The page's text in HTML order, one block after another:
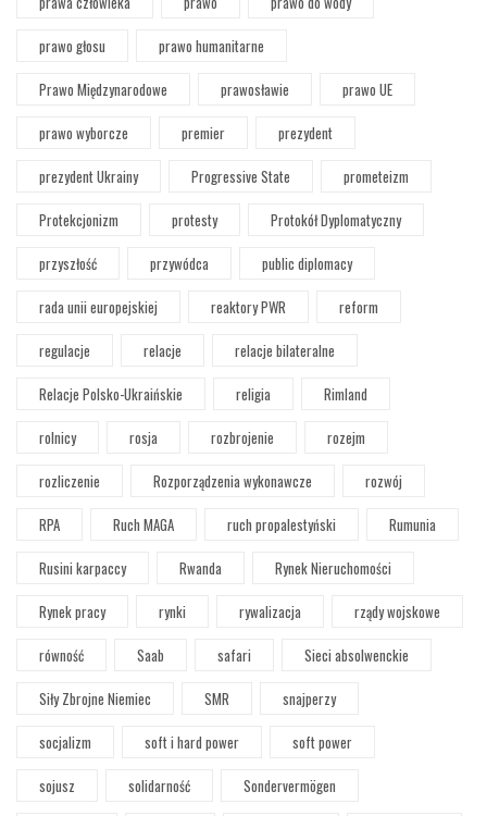
prawo głosu
prawo humanitarne
Prawo Międzynarodowe
prawosławie
prawo UE
prawo wyborcze
premier
prezydent
prezydent Ukrainy
Progressive State
prometeizm
Protekcjonizm
protesty
Protokół Dyplomatyczny
przyszłość
przywódca
public diplomacy
rada unii europejskiej
reaktory PWR
reform
regulacje
relacje
relacje bilateralne
Relacje Polsko-Ukraińskie
religia
Rimland
rolnicy
rosja rozbrojenie
rozejm
rozliczenie
Rozporządzenia wykonawcze
rozwój
RPA
Ruch MAGA ruch propalestyński
Rumunia
Rusini karpaccy
Rwanda
Rynek Nieruchomości
Rynek pracy
rynki rywalizacja
rządy wojskowe
równość
Saab safari
Sieci absolwenckie
Siły Zbrojne Niemiec
SMR
snajperzy
socjalizm
soft i hard power
soft power
sojusz
solidarność
Sondervermögen